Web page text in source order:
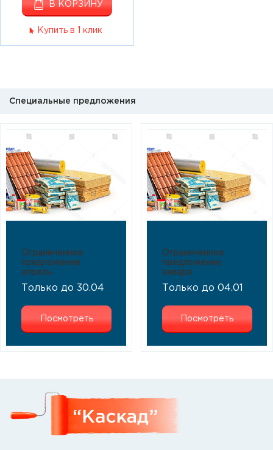
В КОРЗИНУ
Купить в 1 клик
Специальные предложения
Ограниченное
предложение
апрель
Только до 30.04
Посмотреть
Ограниченное
предложение
января
Только до 04.01
Посмотреть